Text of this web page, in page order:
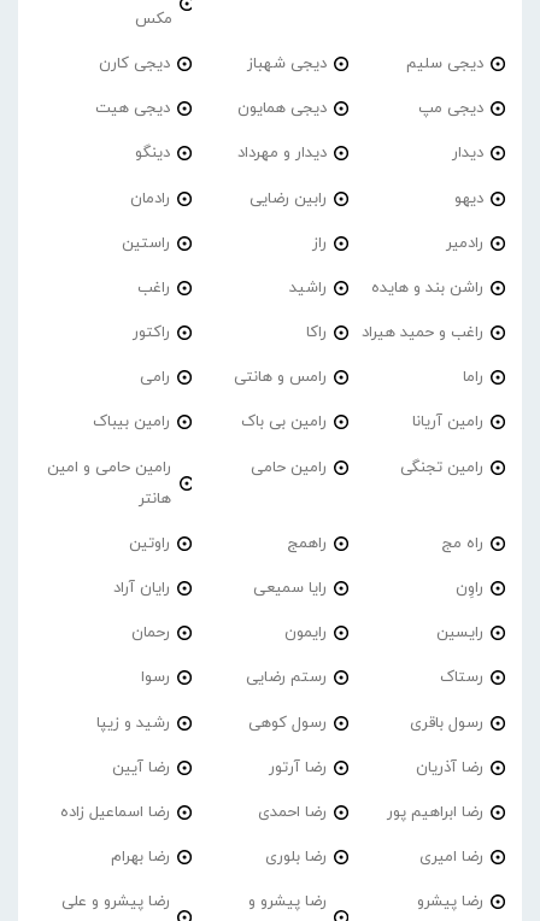
مکس
دیجی سلیم دیجی شهباز دیجی کارن
دیجی مپ دیجی همایون دیجی هیت
دیدار دیدار و مهرداد دینگو
دیهو رابین رضایی رادمان
رادمیر راز راستین
راشن بند و هایده راشید راغب
راغب و حمید هیراد راکا راکتور
راما رامس و هانتی رامی
رامین آریانا رامین بی باک رامین بیباک
رامین تجنگی رامین حامی
رامین حامی و امین
هانتر
راه مج راهمج راوتین
راوِن رایا سمیعی رایان آراد
رایسین رایمون رحمان
رستاک رستم رضایی رسوا
رسول باقری رسول کوهی رشید و زیپا
رضا آذریان رضا آرتور رضا آیین
رضا ابراهیم پور رضا احمدی رضا اسماعیل زاده
رضا امیری رضا بلوری رضا بهرام
رضا پیشرو
رضا پیشرو و
رضا پیشرو و علی